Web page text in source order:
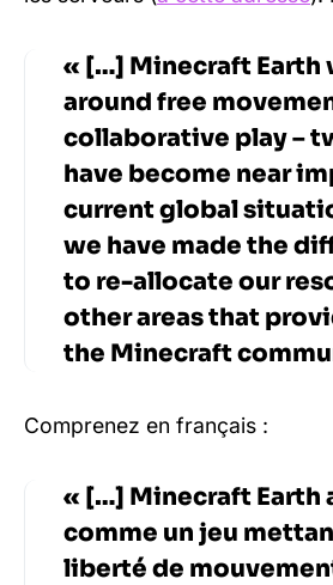
« […] Minecraft Earth
around free
collaborative play –
have become near
current global
we have made the
to re-allocate our
other areas that
the Minecraft
Comprenez en français :
« […] Minecraft Earth
comme un jeu
liberté de